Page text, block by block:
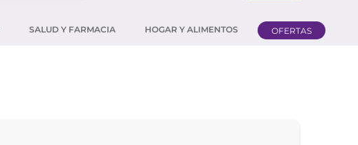
SALUD Y FARMACIA HOGAR Y ALIMENTOS OFERTAS